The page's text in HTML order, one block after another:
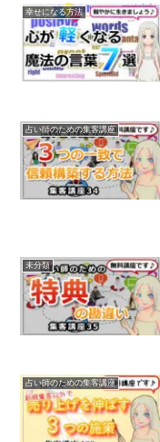
幸せになる方法
占い師のための集客講座
未分類
占い師のための集客講座